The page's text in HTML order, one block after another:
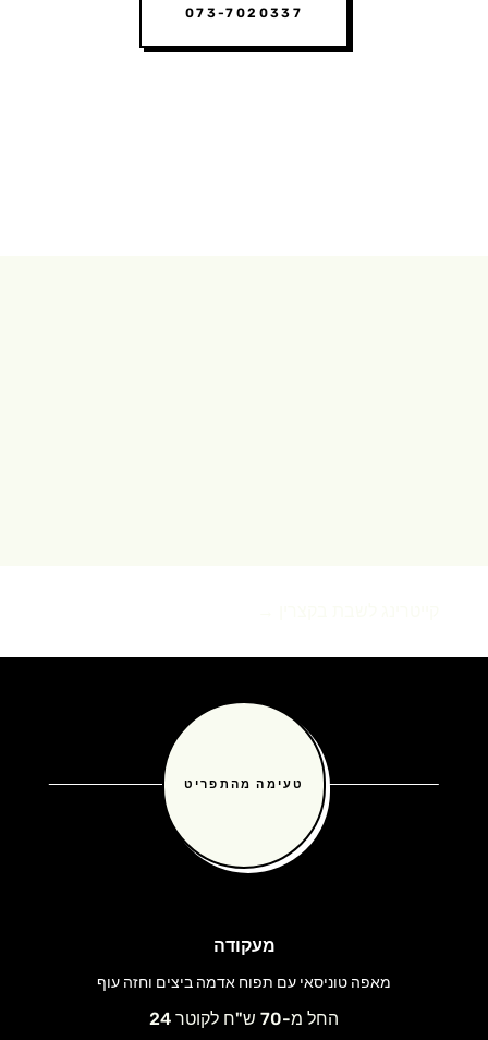
073-7020337
טעימה מהתפריט
מעקודה
מאפה טוניסאי עם תפוח אדמה ביצים וחזה עוף
החל מ-70 ש"ח לקוטר 24